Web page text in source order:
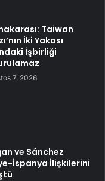
Taiwan
İki Yakası
İşbirliği
7, 2026
ve Sánchez
İspanya İlişkilerini